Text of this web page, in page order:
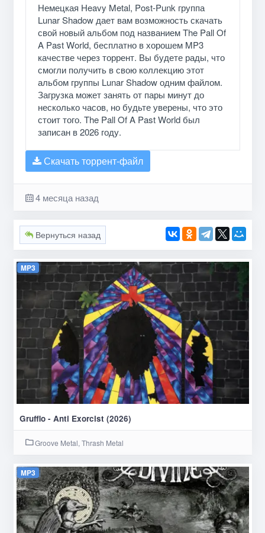
Немецкая Heavy Metal, Post-Punk группа
Lunar Shadow дает вам возможность скачать
свой новый альбом под названием The Pall Of
A Past World, бесплатно в хорошем MP3
качестве через торрент. Вы будете рады, что
смогли получить в свою коллекцию этот
альбом группы Lunar Shadow одним файлом.
Загрузка может занять от пары минут до
несколько часов, но будьте уверены, что это
стоит того. The Pall Of A Past World был
записан в 2026 году.
Скачать торрент-файл
4 месяца назад
Вернуться назад
MP3
Grufflo - Anti Exorcist (2026)
Groove Metal, Thrash Metal
MP3